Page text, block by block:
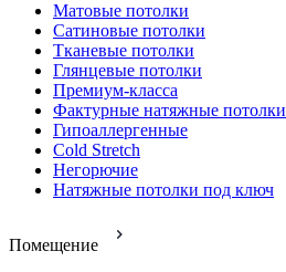
Матовые потолки
Сатиновые потолки
Тканевые потолки
Глянцевые потолки
Премиум-класса
Фактурные натяжные потолки
Гипоаллергенные
Cold Stretch
Негорючие
Натяжные потолки под ключ
Помещение